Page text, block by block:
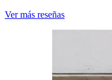
Ver más reseñas